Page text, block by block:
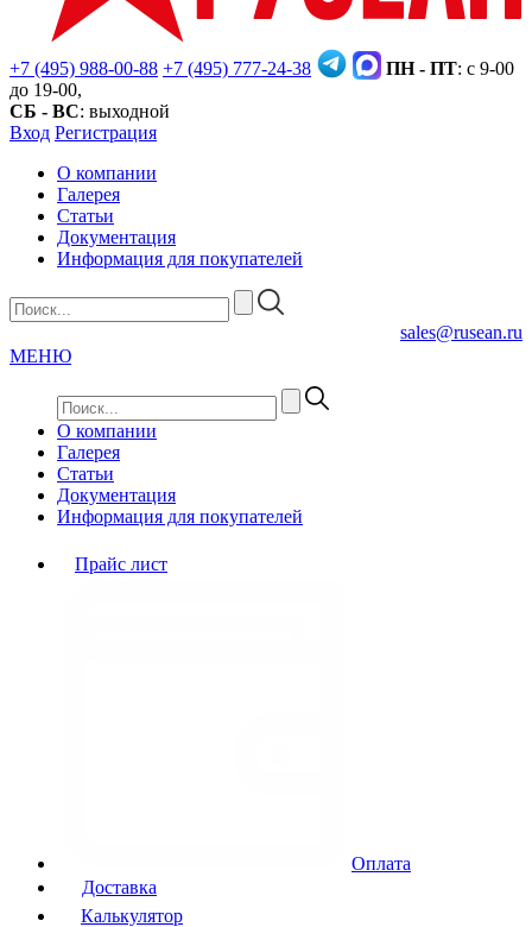
+7 (495) 988-00-88 +7 (495) 777-24-38 ПН - ПТ: с 9-00
до 19-00,
СБ - ВС: выходной
Вход Регистрация
О компании
Галерея
Статьи
Документация
Информация для покупателей
sales@rusean.ru
МЕНЮ
О компании
Галерея
Статьи
Документация
Информация для покупателей
Прайс лист
Оплата
Доставка
Калькулятор